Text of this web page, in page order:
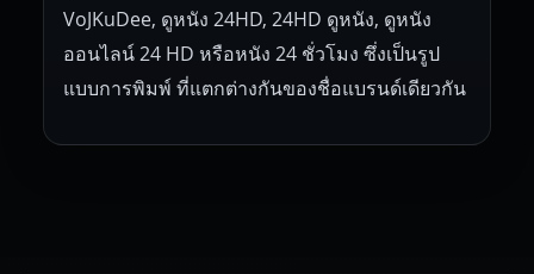
VoJKuDee, ดูหนัง 24HD, 24HD ดูหนัง, ดูหนัง
ออนไลน์ 24 HD หรือหนัง 24 ชั่วโมง ซึ่งเป็นรูป
แบบการพิมพ์ ที่แตกต่างกันของชื่อแบรนด์เดียวกัน